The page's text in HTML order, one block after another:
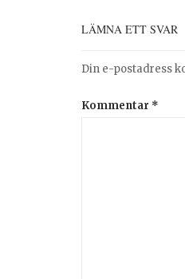
LÄMNA ETT SVAR
Din e-postadress
Kommentar *